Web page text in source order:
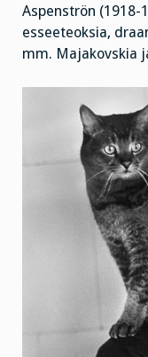
Aspenströn (1918-
esseeteoksia,
mm. Majakovskia